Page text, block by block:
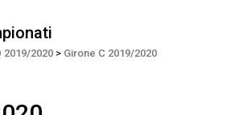
2019/2020> Girone C 2019/2020